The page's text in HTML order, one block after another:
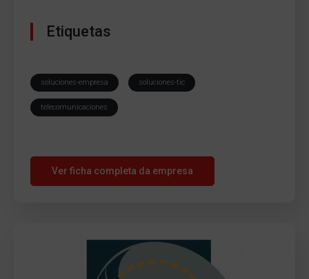
Etiquetas
soluciones-empresa soluciones-tic
telecomunicaciones
Ver ficha completa da empresa